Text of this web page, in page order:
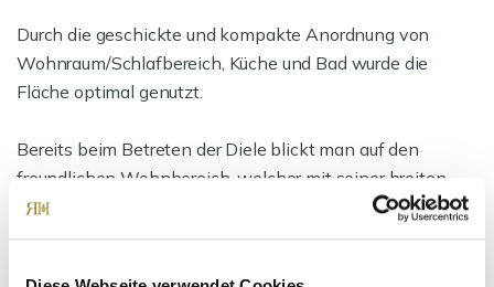
Durch die geschickte und kompakte Anordnung von
Wohnraum/Schlafbereich, Küche und Bad wurde die
Fläche optimal genutzt.
Bereits beim Betreten der Diele blickt man auf den
freundlichen Wohnbereich, welcher mit seiner breiten
Fensterfront dem Raum eine angenehme Helligkeit
verleiht.